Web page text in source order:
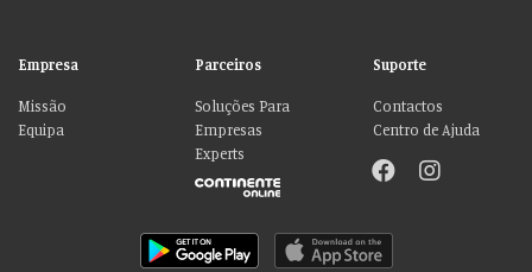
Empresa
Missão
Equipa
Parceiros
Soluções Para
Empresas
Experts
Suporte
Contactos
Centro de Ajuda